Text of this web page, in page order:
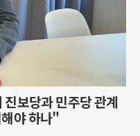
보당과 민주당 관계
야 하나"